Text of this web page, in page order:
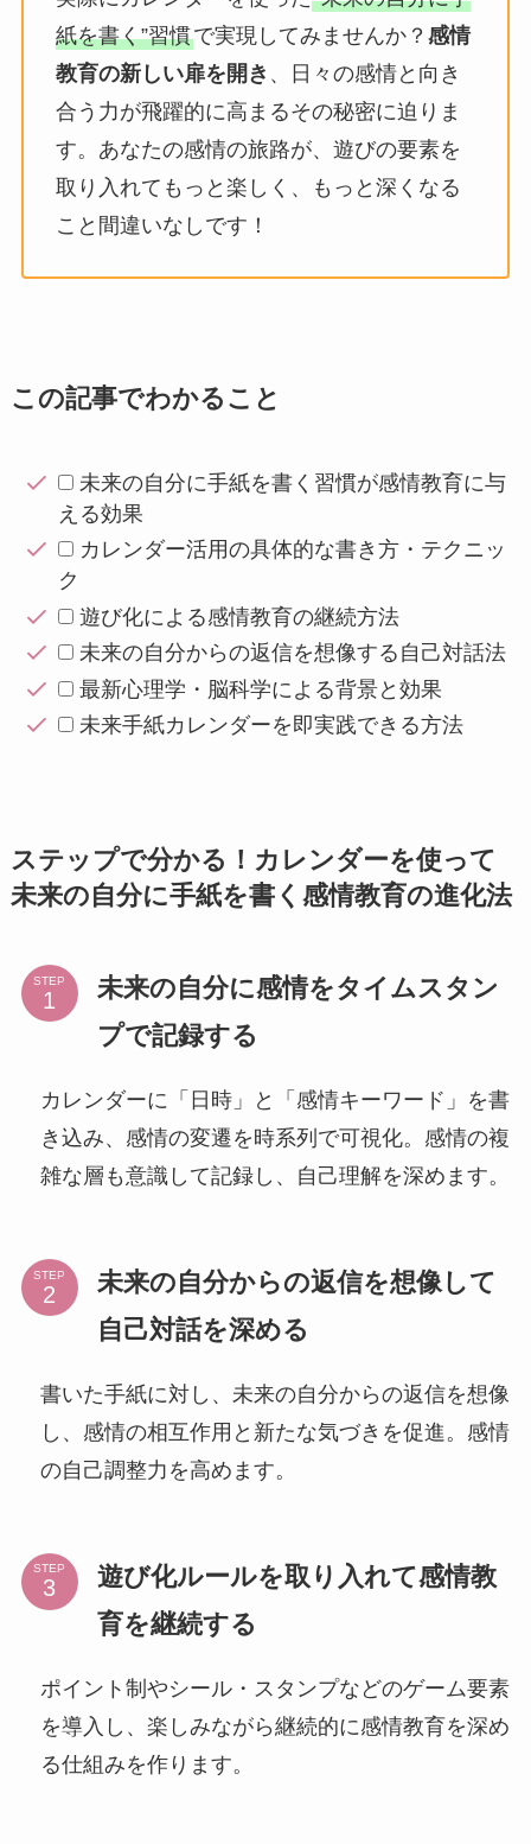
紙を書く”習慣で実現してみませんか？ 感情
教育の新しい扉を開き 、日々の感情と向き
合う力が飛躍的に高まるその秘密に迫りま
す。あなたの感情の旅路が、遊びの要素を
取り入れてもっと楽しく、もっと深くなる
こと間違いなしです！
この記事でわかること
未来の自分に手紙を書く習慣が感情教育に与
える効果
カレンダー活用の具体的な書き方・テクニッ
ク
遊び化による感情教育の継続方法
未来の自分からの返信を想像する自己対話法
最新心理学・脳科学による背景と効果
未来手紙カレンダーを即実践できる方法
ステップで分かる！カレンダーを使って
未来の自分に手紙を書く感情教育の進化法
STEP
未来の自分に感情をタイムスタン
プで記録する
カレンダーに「日時」と「感情キーワード」を書
き込み、感情の変遷を時系列で可視化。感情の複
雑な層も意識して記録し、自己理解を深めます。
STEP
未来の自分からの返信を想像して
自己対話を深める
書いた手紙に対し、未来の自分からの返信を想像
し、感情の相互作用と新たな気づきを促進。感情
の自己調整力を高めます。
STEP
遊び化ルールを取り入れて感情教
育を継続する
ポイント制やシール・スタンプなどのゲーム要素
を導入し、楽しみながら継続的に感情教育を深め
る仕組みを作ります。